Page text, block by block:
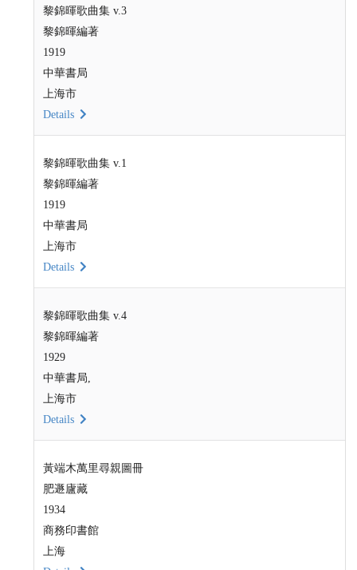
黎錦暉歌曲集 v.3
黎錦暉編著
1919
中華書局
上海市
Details
黎錦暉歌曲集 v.1
黎錦暉編著
1919
中華書局
上海市
Details
黎錦暉歌曲集 v.4
黎錦暉編著
1929
中華書局,
上海市
Details
黃端木萬里尋親圖冊
肥遯廬藏
1934
商務印書館
上海